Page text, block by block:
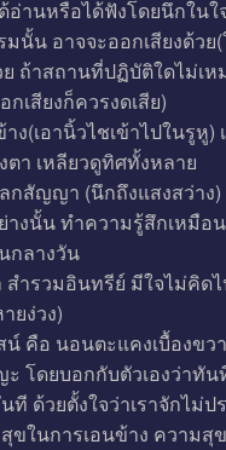
านหรือได้ฟังโดยนึกในใ
มนั้น อาจจะออกเสียงด้ว
ถ้าสถานที่ปฏิบัติใดไม่เห
เสียงก็ควรงดเสีย)
ง(เอานิ้วไชเข้าไปในรูหู)
ตา เหลียวดูทิศทั้งหลาย
กสัญญา (นึกถึงแสงสว่าง
างนั้น ทำความรู้สึกเหมือ
กลางวัน
สำรวมอินทรีย์ มีใจไม่คิด
ยง่วง)
น์ คือ นอนตะแคงเบื้องขว
โดยบอกกับตัวเองว่าทั
ที ด้วยตั้งใจว่าเราจักไม่
ขในการเอนข้าง ความสุ